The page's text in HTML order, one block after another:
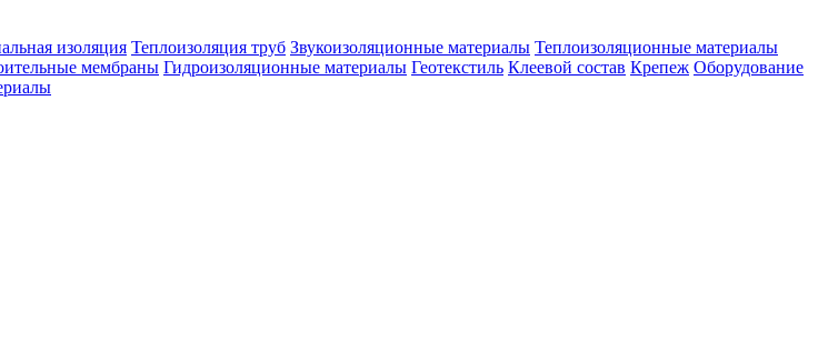
изоляция Теплоизоляция труб Звукоизоляционные материалы Теплоизоляционные материалы
мембраны Гидроизоляционные материалы Геотекстиль Клеевой состав Крепеж Оборудование